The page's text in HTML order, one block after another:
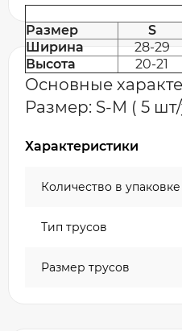
Размер
S
Ширина
28-29
Высота
20-21
Основные
Размер: S-M ( 5
Характеристики
Количество в упаковке
Тип трусов
Размер трусов